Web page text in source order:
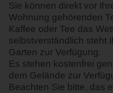
Sie können direkt vor
Wohnung gehörenden
Kaffee oder Tee das
selbstverständlich steht
Garten zur Verfügung.
Es stehen kostenfrei
dem Gelände zur
Beachten Sie bitte, das